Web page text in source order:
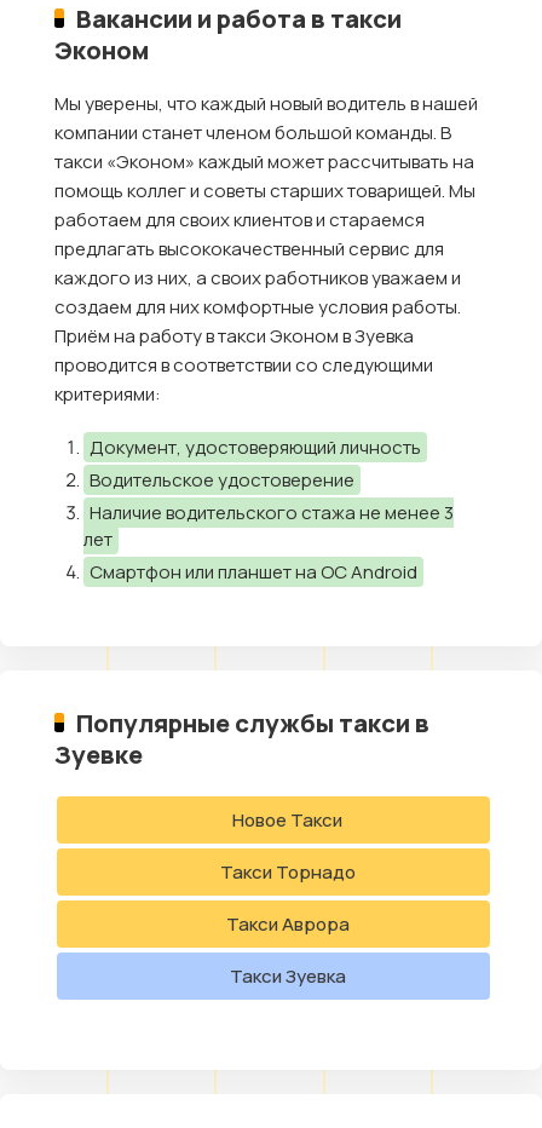
Вакансии и работа в такси
Эконом
Мы уверены, что каждый новый водитель в нашей
компании станет членом большой команды. В
такси «Эконом» каждый может рассчитывать на
помощь коллег и советы старших товарищей. Мы
работаем для своих клиентов и стараемся
предлагать высококачественный сервис для
каждого из них, а своих работников уважаем и
создаем для них комфортные условия работы.
Приём на работу в такси Эконом в Зуевка
проводится в соответствии со следующими
критериями:
Документ, удостоверяющий личность
Водительское удостоверение
Наличие водительского стажа не менее 3
лет
Смартфон или планшет на ОС Android
Популярные службы такси в
Зуевке
Новое Такси
Такси Торнадо
Такси Аврора
Такси Зуевка